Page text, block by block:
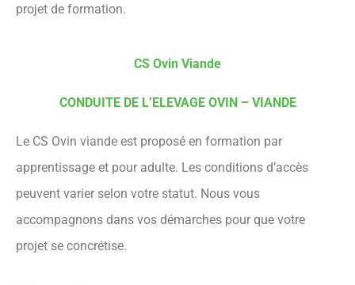
projet de formation.
CS Ovin Viande
CONDUITE DE L’ELEVAGE OVIN – VIANDE
Le CS Ovin viande est proposé en formation par
apprentissage et pour adulte. Les conditions d’accès
peuvent varier selon votre statut. Nous vous
accompagnons dans vos démarches pour que votre
projet se concrétise.